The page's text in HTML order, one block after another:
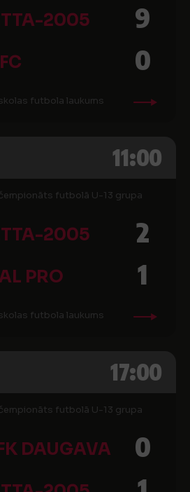
2005 9
0
futbola laukums
11:00
futbolā U-13 grupa
2005 2
PRO 1
futbola laukums
17:00
futbolā U-13 grupa
DAUGAVA 0